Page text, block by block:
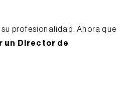
profesionalidad. Ahora que
un Director de